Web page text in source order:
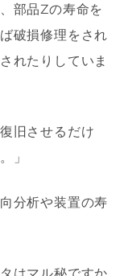
部品Zの寿命を
破損修理をされ
れたりしていま
旧させるだけ
」
分析や装置の寿